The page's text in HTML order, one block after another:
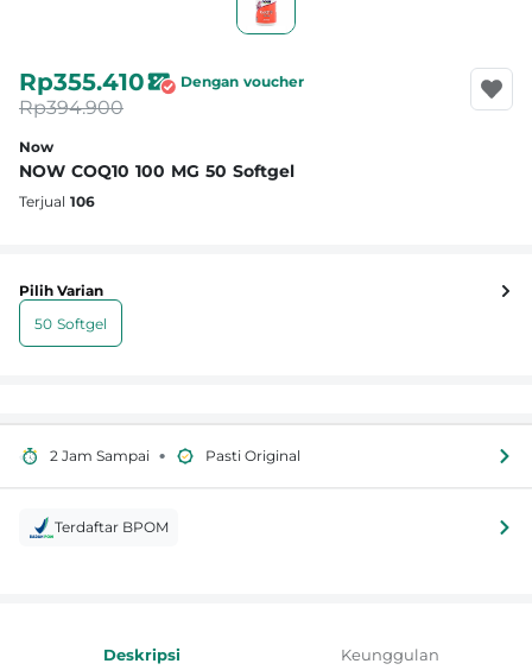
Now
NOW COQ10 100 MG 50 Softgel
Terjual 106
Rp355.410 Dengan voucher
Rp394.900
Pilih Varian
50 Softgel
2 Jam Sampai • Pasti Original
Terdaftar BPOM
Informasi Produk
Deskripsi Keunggulan